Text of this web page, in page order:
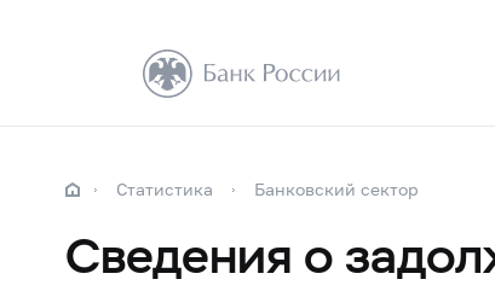
Статистика Банковский сектор
Сведения о